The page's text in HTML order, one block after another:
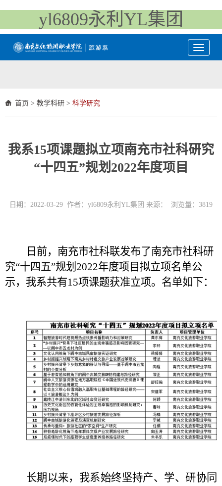
yl6809永利YL集团
Toggle
首页 > 教学科研 > 科学研究
我系15项课题拟立项南充市社科研究
“十四五”规划2022年度项目
日期：2022-03-29 作者：yl6809永利YL集团 来源： 浏览量： 3819
日前，南充市社科联发布了南充市社科研
究“十四五”规划 2022年度项目拟立项名单公
示，我系共有15项课题获准立项。名单如下：
长期以来，我系始终坚持产、学、研协同